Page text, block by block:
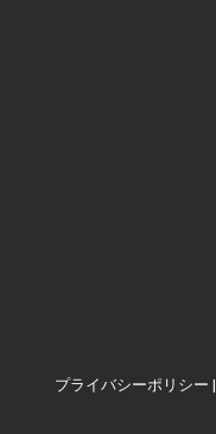
プライバシーポリシー |